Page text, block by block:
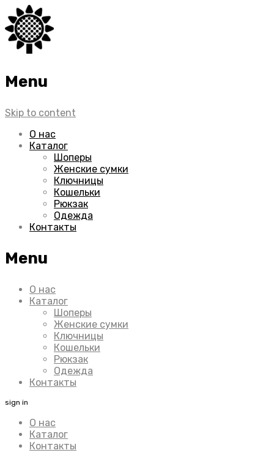
Menu
Skip to content
О нас
Каталог
Шоперы
Женские сумки
Ключницы
Кошельки
Рюкзак
Одежда
Контакты
Menu
О нас
Каталог
Шоперы
Женские сумки
Ключницы
Кошельки
Рюкзак
Одежда
Контакты
sign in
О нас
Каталог
Контакты